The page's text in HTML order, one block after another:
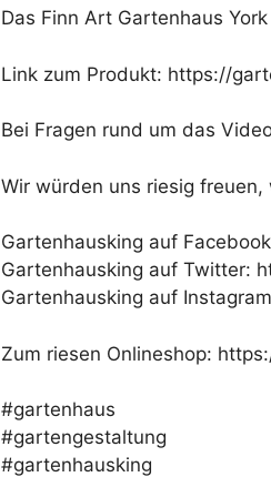
Das Finn Art Gartenhaus
Link zum Produkt: https://
Bei Fragen rund um das
Wir würden uns riesig
Gartenhausking auf
Gartenhausking auf Twitter:
Gartenhausking auf
Zum riesen Onlineshop:
#gartenhaus
#gartengestaltung
#gartenhausking